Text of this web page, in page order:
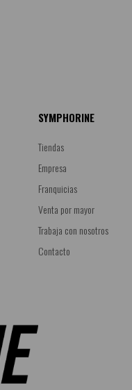
SYMPHORINE
Tiendas
Empresa
Franquicias
Venta por mayor
Trabaja con nosotros
Contacto